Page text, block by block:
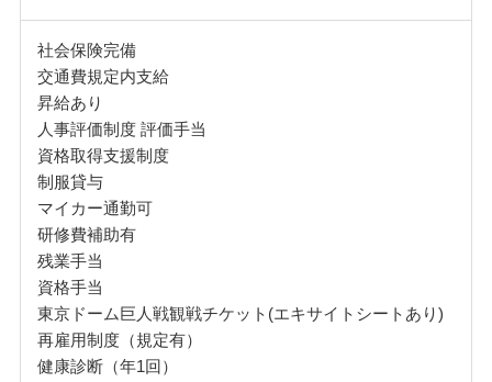
社会保険完備
交通費規定内支給
昇給あり
人事評価制度 評価手当
資格取得支援制度
制服貸与
マイカー通勤可
研修費補助有
残業手当
資格手当
東京ドーム巨人戦観戦チケット(エキサイトシートあり)
再雇用制度（規定有）
健康診断（年1回）